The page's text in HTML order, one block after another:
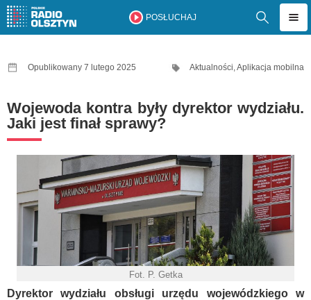
POSŁUCHAJ
Opublikowany 7 lutego 2025 Aktualności,Aplikacja mobilna
Wojewoda kontra były dyrektor wydziału.
Jaki jest finał sprawy?
Fot. P. Getka
Dyrektor wydziału obsługi urzędu wojewódzkiego w